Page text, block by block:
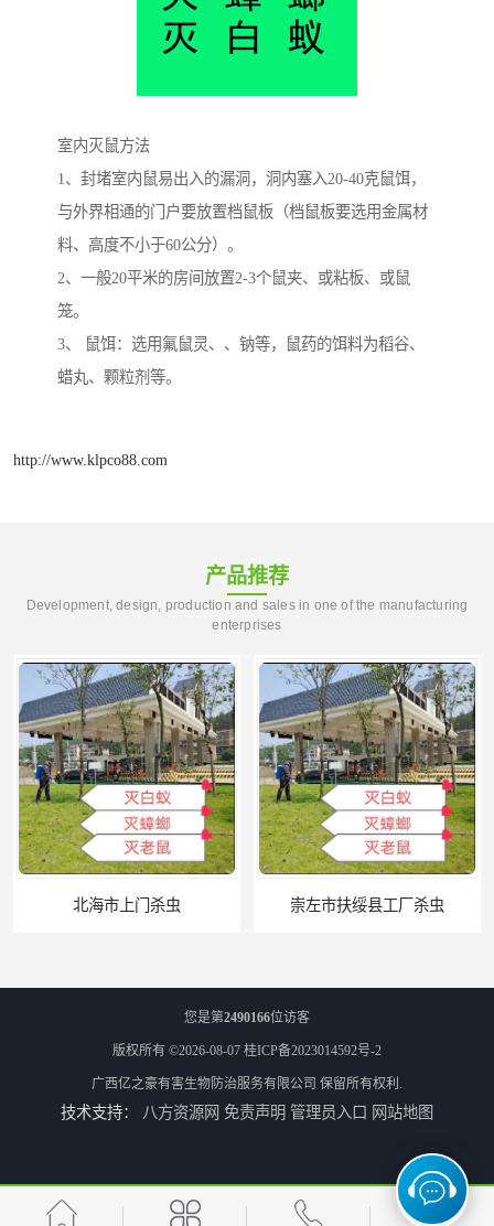
室内灭鼠方法
1、封堵室内鼠易出入的漏洞，洞内塞入20-40克鼠饵，
与外界相通的门户要放置档鼠板（档鼠板要选用金属材
料、高度不小于60公分）。
2、一般20平米的房间放置2-3个鼠夹、或粘板、或鼠
笼。
3、 鼠饵：选用氟鼠灵、、钠等，鼠药的饵料为稻谷、
蜡丸、颗粒剂等。
http://www.klpco88.com
产品推荐
Development, design, production and sales in one of the manufacturing
enterprises
北海市上门杀虫 崇左市扶绥县工厂杀虫
河池市游乐园杀虫 百色农贸市场杀虫公司
您是第2490166位访客
版权所有 ©2026-08-07 桂ICP备2023014592号-2
广西亿之豪有害生物防治服务有限公司 保留所有权利.
技术支持： 八方资源网 免责声明 管理员入口 网站地图